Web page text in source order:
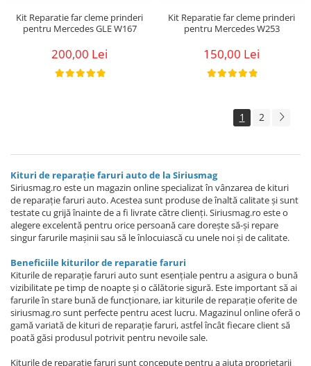
Kit Reparatie far cleme prinderi
pentru Mercedes GLE W167
200,00 Lei
Kit Reparatie far cleme prinderi
pentru Mercedes W253
150,00 Lei
1 2
Kituri de reparație faruri auto de la Siriusmag
Siriusmag.ro este un magazin online specializat în vânzarea de kituri
de reparație faruri auto. Acestea sunt produse de înaltă calitate și sunt
testate cu grijă înainte de a fi livrate către clienți. Siriusmag.ro este o
alegere excelentă pentru orice persoană care dorește să-și repare
singur farurile mașinii sau să le înlocuiască cu unele noi și de calitate.
Beneficiile kiturilor de reparatie faruri
Kiturile de reparație faruri auto sunt esențiale pentru a asigura o bună
vizibilitate pe timp de noapte și o călătorie sigură. Este important să ai
farurile în stare bună de funcționare, iar kiturile de reparație oferite de
siriusmag.ro sunt perfecte pentru acest lucru. Magazinul online oferă o
gamă variată de kituri de reparație faruri, astfel încât fiecare client să
poată găsi produsul potrivit pentru nevoile sale.
Kiturile de reparație faruri sunt concepute pentru a ajuta proprietarii